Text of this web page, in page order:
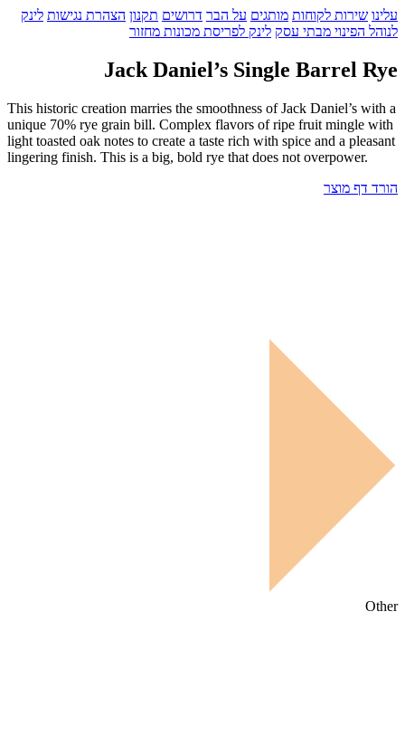
עלינו שירות לקוחות מותגים על הבר דרושים תקנון הצהרת נגישות לינק
לנוהל הפינוי מבתי עסק לינק לפריסת מכונות מחזור
Jack Daniel’s Single Barrel Rye
This historic creation marries the smoothness of Jack Daniel’s with a
unique 70% rye grain bill. Complex flavors of ripe fruit mingle with
light toasted oak notes to create a taste rich with spice and a pleasant
lingering finish. This is a big, bold rye that does not overpower.
הורד דף מוצר
Other